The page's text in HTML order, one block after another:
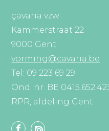
çavaria vzw
Kammerstraat 22
9000 Gent
vorming@cavaria.be
Tel: 09 223 69 29
Ond. nr. BE
RPR, afdeling Gent